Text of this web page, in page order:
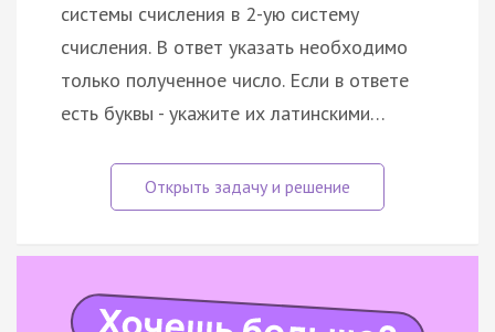
системы счисления в 2-ую систему
счисления. В ответ указать необходимо
только полученное число. Если в ответе
есть буквы - укажите их латинскими…